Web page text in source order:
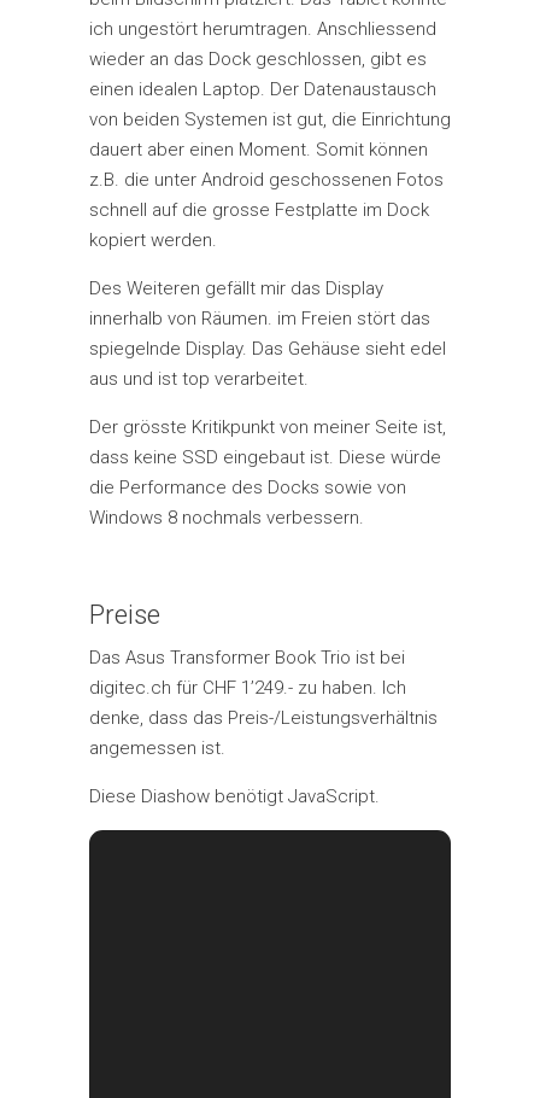
ich ungestört herumtragen. Anschliessend
wieder an das Dock geschlossen, gibt es
einen idealen Laptop. Der Datenaustausch
von beiden Systemen ist gut, die Einrichtung
dauert aber einen Moment. Somit können
z.B. die unter Android geschossenen Fotos
schnell auf die grosse Festplatte im Dock
kopiert werden.
Des Weiteren gefällt mir das Display
innerhalb von Räumen. im Freien stört das
spiegelnde Display. Das Gehäuse sieht edel
aus und ist top verarbeitet.
Der grösste Kritikpunkt von meiner Seite ist,
dass keine SSD eingebaut ist. Diese würde
die Performance des Docks sowie von
Windows 8 nochmals verbessern.
Preise
Das Asus Transformer Book Trio ist bei
digitec.ch für CHF 1’249.- zu haben. Ich
denke, dass das Preis-/Leistungsverhältnis
angemessen ist.
Diese Diashow benötigt JavaScript.